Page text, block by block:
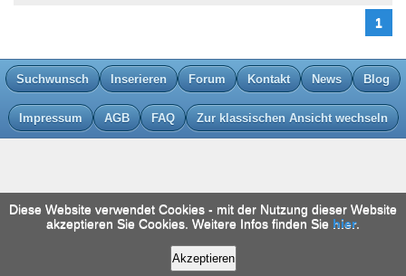
1
Suchwunsch Inserieren Forum Kontakt News Blog
Impressum AGB FAQ Zur klassischen Ansicht wechseln
Diese Website verwendet Cookies - mit der Nutzung dieser Website
akzeptieren Sie Cookies. Weitere Infos finden Sie hier.